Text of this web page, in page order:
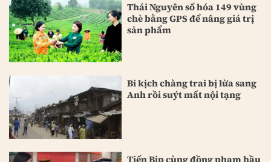
Thái Nguyên số hóa 149 vùng
chè bằng GPS để nâng giá trị
sản phẩm
Bi kịch chàng trai bị lừa sang
Anh rồi suýt mất nội tạng